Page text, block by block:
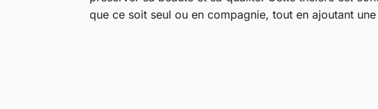
que ce soit seul ou en compagnie, tout en ajoutant